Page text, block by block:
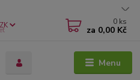
Menu
0 ks
za 0,00 Kč